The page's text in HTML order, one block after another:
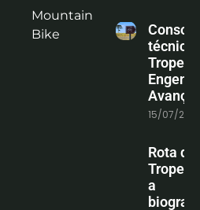
Mountain
Bike
técnica
15/07/
Rota
a